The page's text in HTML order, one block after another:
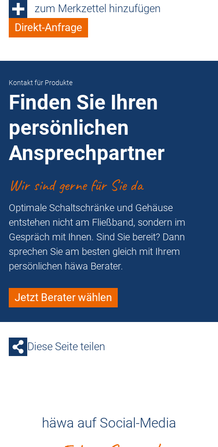
zum Merkzettel hinzufügen
Direkt-Anfrage
Kontakt für Produkte
Finden Sie Ihren
persönlichen
Ansprechpartner
Wir sind gerne für Sie da
Optimale Schaltschränke und Gehäuse
entstehen nicht am Fließband, sondern im
Gespräch mit Ihnen. Sind Sie bereit? Dann
sprechen Sie am besten gleich mit Ihrem
persönlichen häwa Berater.
Jetzt Berater wählen
Diese Seite teilen
häwa auf Social-Media